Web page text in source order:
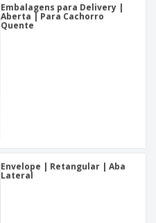
Embalagens para Delivery |
Aberta | Para Cachorro
Quente
Envelope | Retangular | Aba
Lateral